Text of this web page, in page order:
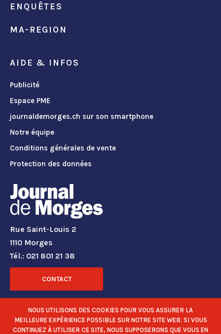
ENQUÊTES
MA-REGION
AIDE & INFOS
Publicité
Espace PME
journaldemorges.ch sur son smartphone
Notre équipe
Conditions générales de vente
Protection des données
Rue Saint-Louis 2
1110 Morges
Tél.: 021 801 21 38
CONTACT
RÉSEAUX SOCIAUX
NOUS UTILISONS DES COOKIES POUR VOUS ASSURER LA
MEILLEURE EXPÉRIENCE POSSIBLE SUR NOTRE SITE WEB. SI VOUS
CONTINUEZ À UTILISER CE SITE, NOUS SUPPOSERONS QUE VOUS EN